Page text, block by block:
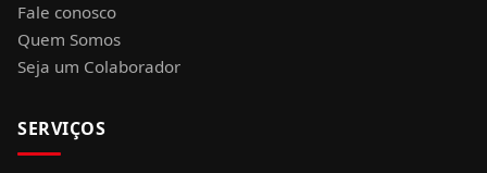
Fale conosco
Quem Somos
Seja um Colaborador
SERVIÇOS